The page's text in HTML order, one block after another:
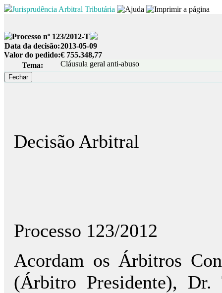
Jurisprudência Arbitral Tributária
Processo nº 123/2012-T
Data da decisão:2013-05-09
Valor do pedido:€ 755.348,77
Tema:
Cláusula geral anti-abuso
Decisão Arbitral
Processo 123/2012
Acordam os Árbitros
(Árbitro Presidente),